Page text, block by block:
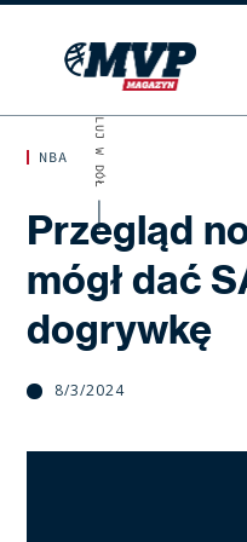
NBA
Przegląd
mógł dać
dogrywkę
8/3/2024
SKROLUJ W DÓŁ